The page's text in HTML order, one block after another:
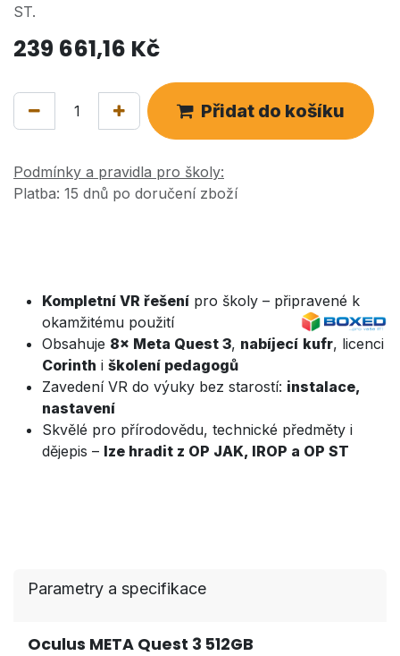
ST.
239 661,16 Kč
Přidat do košíku
Podmínky a pravidla pro školy:
Platba: 15 dnů po doručení zboží
Kompletní VR řešení pro školy – připravené k
okamžitému použití
Obsahuje 8× Meta Quest 3, nabíjecí kufr, licenci
Corinth i školení pedagogů
Zavedení VR do výuky bez starostí: instalace,
nastavení
Skvělé pro přírodovědu, technické předměty i
dějepis – lze hradit z OP JAK, IROP a OP ST
Parametry a specifikace
Oculus META Quest 3 512GB